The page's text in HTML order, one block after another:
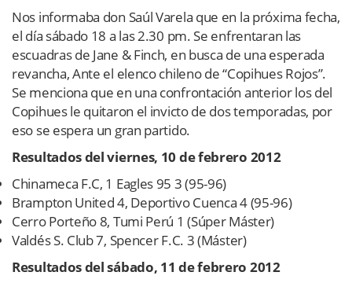
Nos informaba don Saúl Varela que en la próxima fecha,
el día sábado 18 a las 2.30 pm. Se enfrentaran las
escuadras de Jane & Finch, en busca de una esperada
revancha, Ante el elenco chileno de “Copihues Rojos”.
Se menciona que en una confrontación anterior los del
Copihues le quitaron el invicto de dos temporadas, por
eso se espera un gran partido.
Resultados del viernes, 10 de febrero 2012
Chinameca F.C, 1 Eagles 95 3 (95-96)
Brampton United 4, Deportivo Cuenca 4 (95-96)
Cerro Porteño 8, Tumi Perú 1 (Súper Máster)
Valdés S. Club 7, Spencer F.C. 3 (Máster)
Resultados del sábado, 11 de febrero 2012